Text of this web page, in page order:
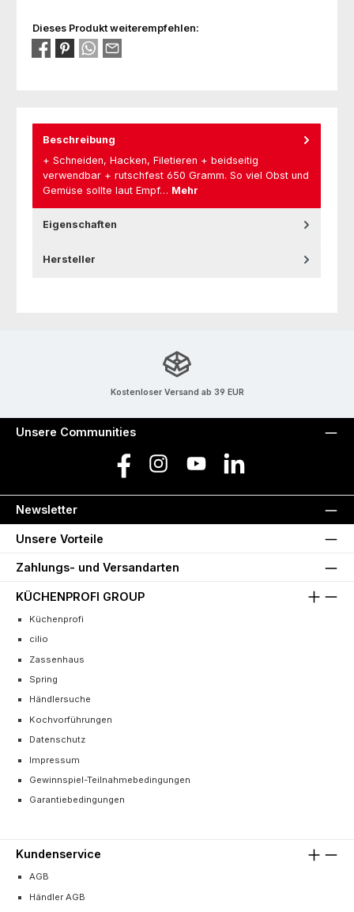
Dieses Produkt weiterempfehlen:
Beschreibung
+ Schneiden, Hacken, Filetieren + beidseitig
verwendbar + rutschfest 650 Gramm. So viel Obst und
Gemüse sollte laut Empf… Mehr
Eigenschaften
Hersteller
Kostenloser Versand ab 39 EUR
Unsere Communities
Facebook Instagram YouTube LinkedIn
Newsletter
Unsere Vorteile
Zahlungs- und Versandarten
KÜCHENPROFI GROUP
Küchenprofi
cilio
Zassenhaus
Spring
Händlersuche
Kochvorführungen
Datenschutz
Impressum
Gewinnspiel-Teilnahmebedingungen
Garantiebedingungen
Kundenservice
AGB
Händler AGB